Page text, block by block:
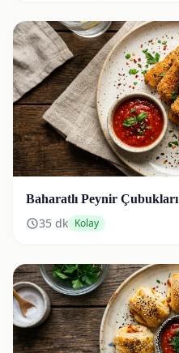
Baharatlı Peynir Çubukları
35 dk Kolay